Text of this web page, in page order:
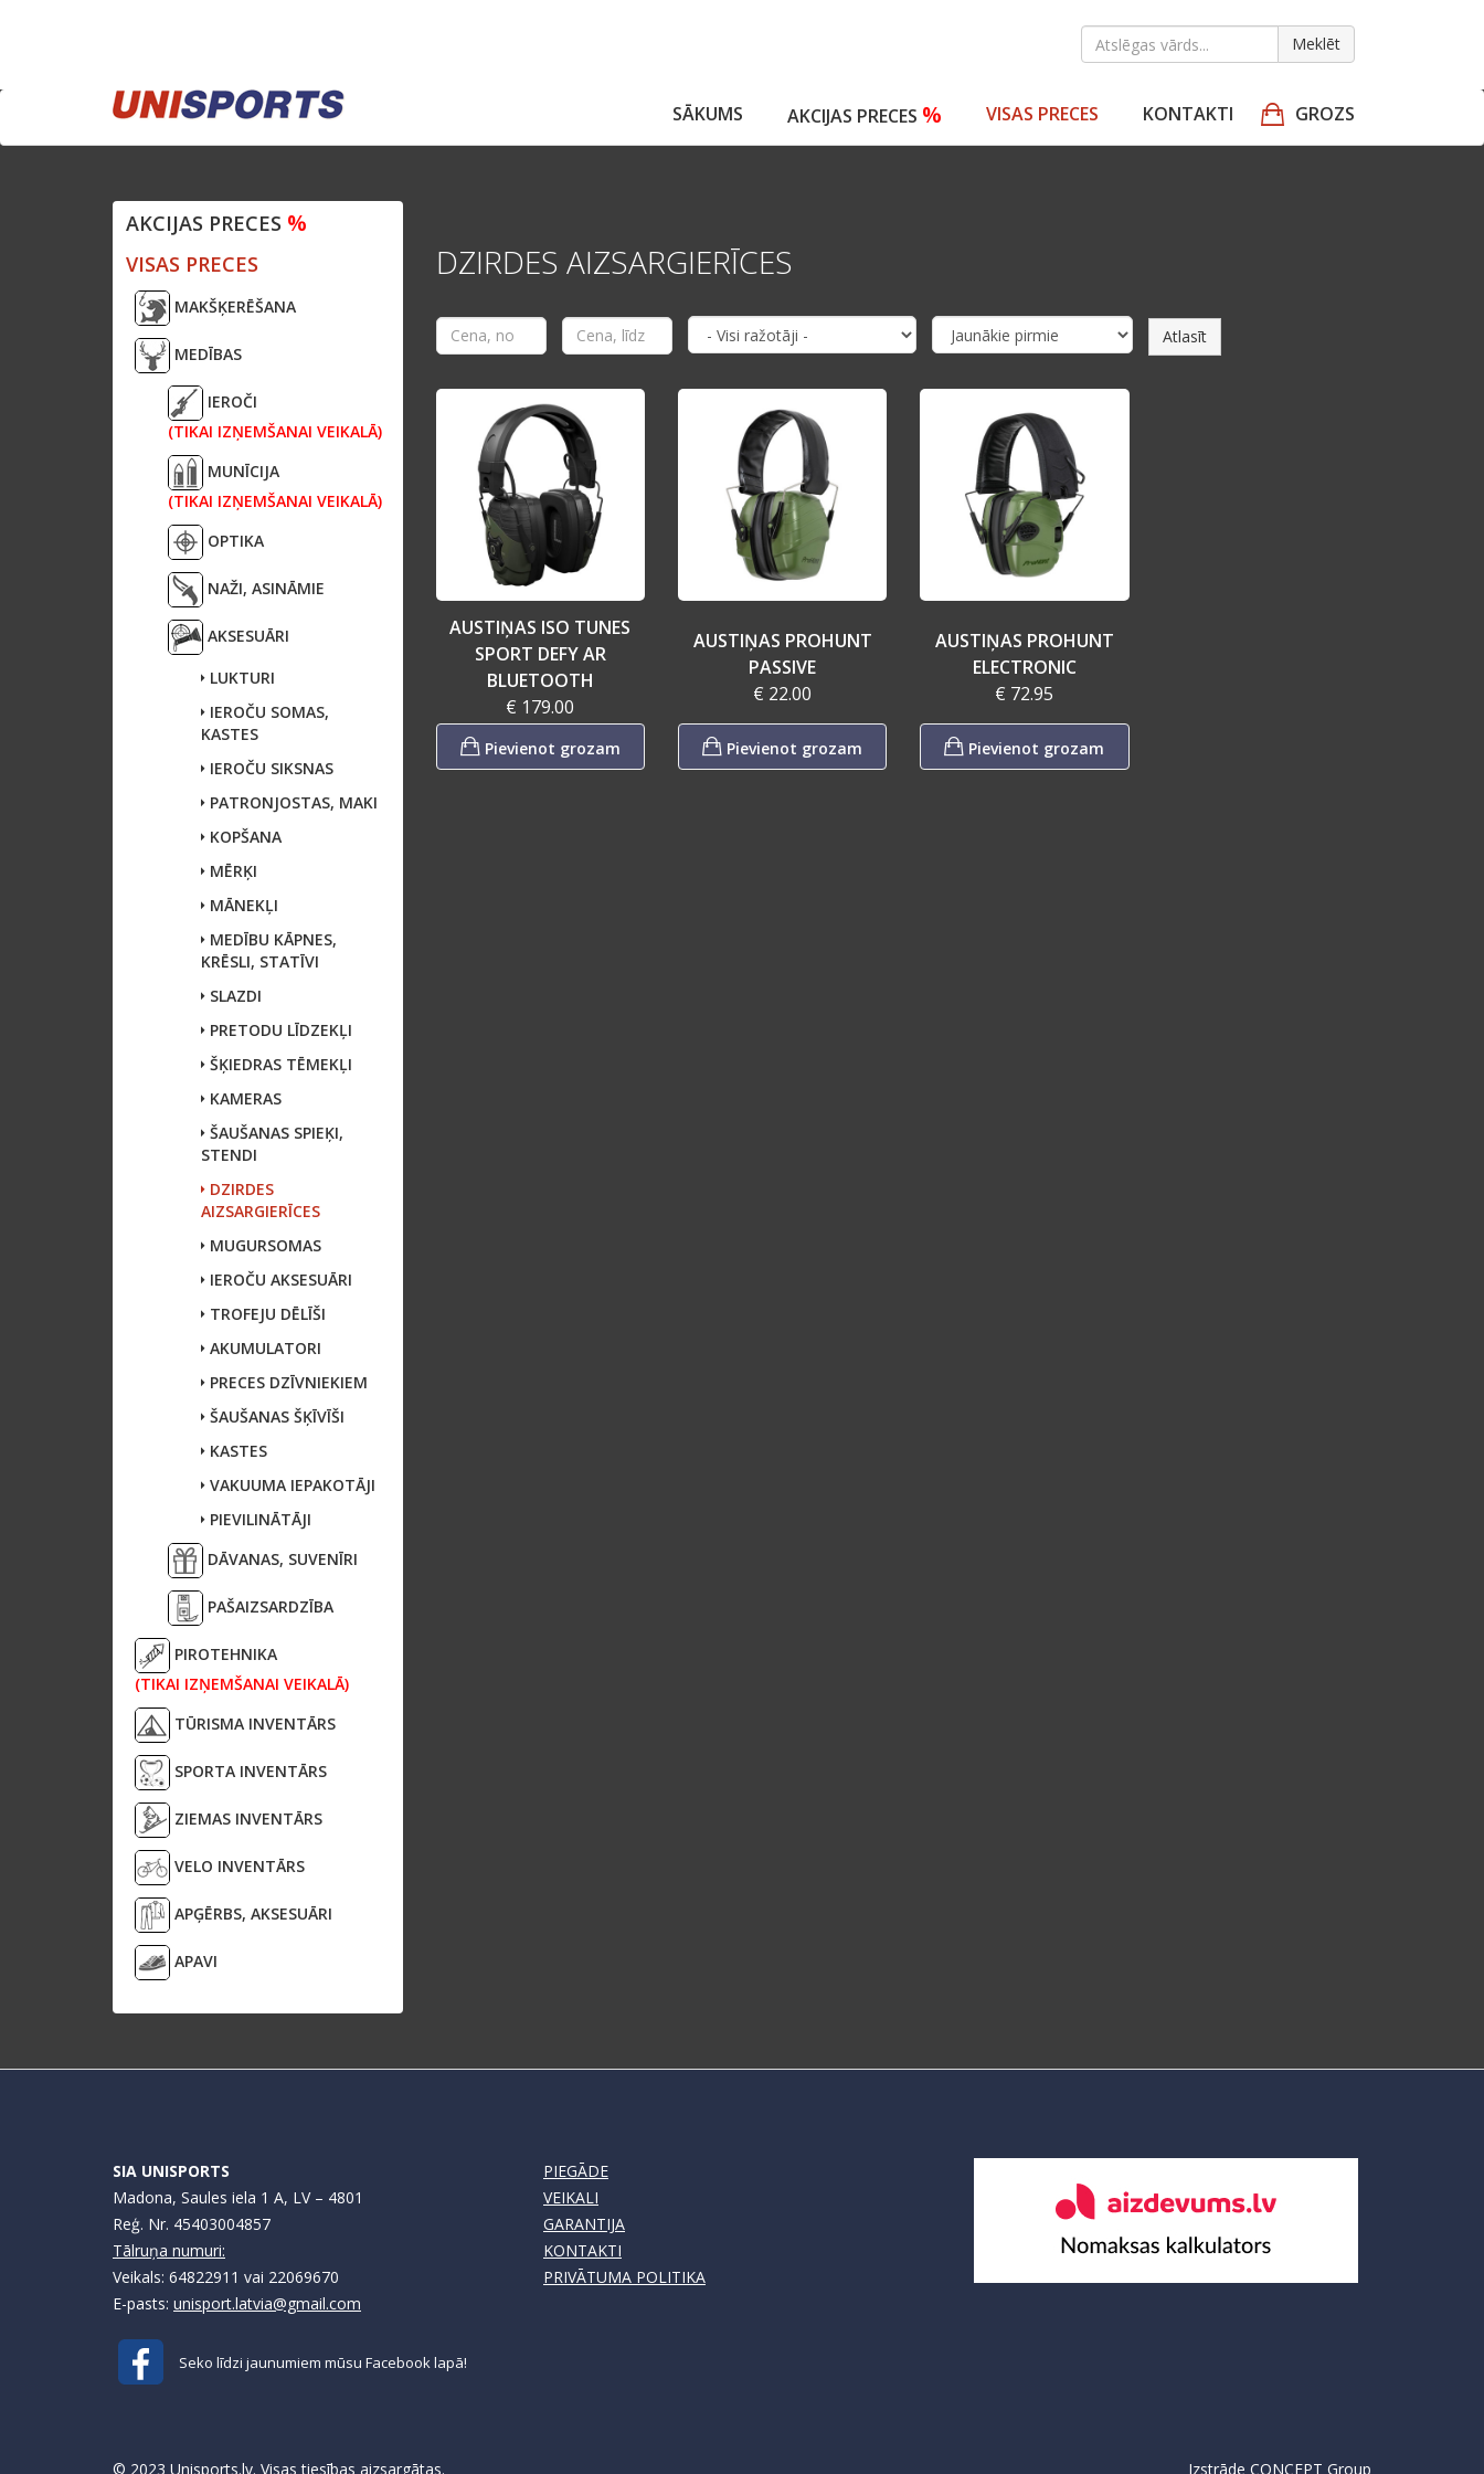
Meklēt
SĀKUMS AKCIJAS PRECES % VISAS PRECES KONTAKTI GROZS
AKCIJAS PRECES %
VISAS PRECES
MAKŠĶERĒŠANA
MEDĪBAS
IEROČI
(TIKAI IZŅEMŠANAI VEIKALĀ)
MUNĪCIJA
(TIKAI IZŅEMŠANAI VEIKALĀ)
OPTIKA
NAŽI, ASINĀMIE
AKSESUĀRI
LUKTURI
IEROČU SOMAS,
KASTES
IEROČU SIKSNAS
PATRONJOSTAS, MAKI
KOPŠANA
MĒRĶI
MĀNEKĻI
MEDĪBU KĀPNES,
KRĒSLI, STATĪVI
SLAZDI
PRETODU LĪDZEKĻI
ŠĶIEDRAS TĒMEKĻI
KAMERAS
ŠAUŠANAS SPIEĶI,
STENDI
DZIRDES
AIZSARGIERĪCES
MUGURSOMAS
IEROČU AKSESUĀRI
TROFEJU DĒLĪŠI
AKUMULATORI
PRECES DZĪVNIEKIEM
ŠAUŠANAS ŠĶĪVĪŠI
KASTES
VAKUUMA IEPAKOTĀJI
PIEVILINĀTĀJI
DĀVANAS, SUVENĪRI
PAŠAIZSARDZĪBA
PIROTEHNIKA
(TIKAI IZŅEMŠANAI VEIKALĀ)
TŪRISMA INVENTĀRS
SPORTA INVENTĀRS
ZIEMAS INVENTĀRS
VELO INVENTĀRS
APĢĒRBS, AKSESUĀRI
APAVI
DZIRDES AIZSARGIERĪCES
AUSTIŅAS ISO TUNES
SPORT DEFY AR
BLUETOOTH
€ 179.00
Pievienot grozam
AUSTIŅAS PROHUNT
PASSIVE
€ 22.00
Pievienot grozam
AUSTIŅAS PROHUNT
ELECTRONIC
€ 72.95
Pievienot grozam
SIA UNISPORTS
Madona, Saules iela 1 A, LV – 4801
Reģ. Nr. 45403004857
Tālruņa numuri:
Veikals: 64822911 vai 22069670
E-pasts: unisport.latvia@gmail.com
Seko līdzi jaunumiem mūsu Facebook lapā!
PIEGĀDE
VEIKALI
GARANTIJA
KONTAKTI
PRIVĀTUMA POLITIKA
© 2023 Unisports.lv. Visas tiesības aizsargātas. Izstrāde CONCEPT Group